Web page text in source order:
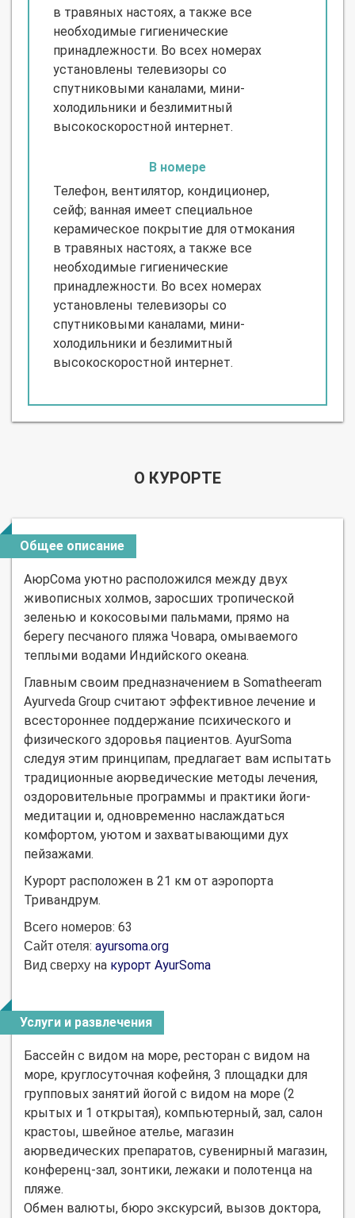
в травяных настоях, а также все
необходимые гигиенические
принадлежности. Во всех номерах
установлены телевизоры со
спутниковыми каналами, мини-
холодильники и безлимитный
высокоскоростной интернет.
В номере
Телефон, вентилятор, кондиционер,
сейф; ванная имеет специальное
керамическое покрытие для отмокания
в травяных настоях, а также все
необходимые гигиенические
принадлежности. Во всех номерах
установлены телевизоры со
спутниковыми каналами, мини-
холодильники и безлимитный
высокоскоростной интернет.
О КУРОРТЕ
Общее описание
АюрСома уютно расположился между двух
живописных холмов, заросших тропической
зеленью и кокосовыми пальмами, прямо на
берегу песчаного пляжа Човара, омываемого
теплыми водами Индийского океана.
Главным своим предназначением в Somatheeram
Ayurveda Group считают эффективное лечение и
всестороннее поддержание психического и
физического здоровья пациентов. AyurSoma
следуя этим принципам, предлагает вам испытать
традиционные аюрведические методы лечения,
оздоровительные программы и практики йоги-
медитации и, одновременно наслаждаться
комфортом, уютом и захватывающими дух
пейзажами.
Курорт расположен в 21 км от аэропорта
Тривандрум.
Всего номеров: 63
Сайт отеля: ayursoma.org
Вид сверху на курорт AyurSoma
Услуги и развлечения
Бассейн с видом на море, ресторан c видом на
море, круглосуточная кофейня, 3 площадки для
групповых занятий йогой с видом на море (2
крытых и 1 открытая), компьютерный, зал, салон
крастоы, швейное ателье, магазин
аюрведических препаратов, сувенирный магазин,
конференц-зал, зонтики, лежаки и полотенца на
пляже.
Обмен валюты, бюро экскурсий, вызов доктора,